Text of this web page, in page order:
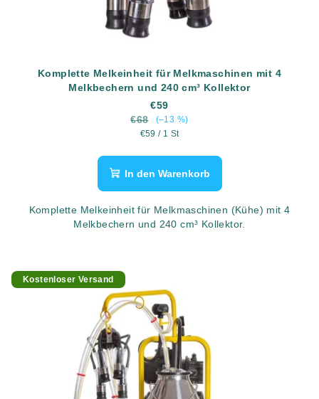
Komplette Melkeinheit für Melkmaschinen mit 4
Melkbechern und 240 cm³ Kollektor
€59
€68
(–13 %)
Verkaufspreis:
€59 / 1 St
In den Warenkorb
Komplette Melkeinheit für Melkmaschinen (Kühe) mit 4
Melkbechern und 240 cm³ Kollektor.
Kostenloser Versand